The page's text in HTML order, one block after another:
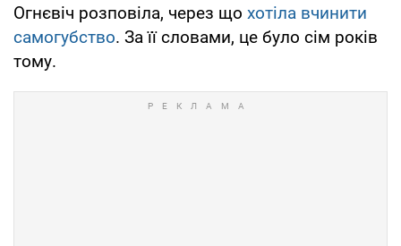
Огнєвіч розповіла, через що хотіла вчинити
самогубство. За її словами, це було сім років
тому.